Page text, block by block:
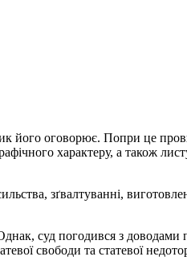
його оговорює. Попри це
характеру, а також
зґвалтуванні,
суд погодився з
свободи та статевої